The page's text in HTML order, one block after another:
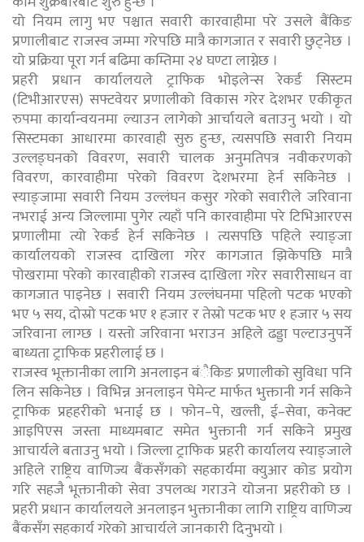
यो नियम लागु भए पश्चात सवारी कारवाहीमा परे उसले बैंकिङ
प्रणालीबाट राजस्व जम्मा गरेपछि मात्रै कागजात र सवारी छुट्नेछ ।
यो प्रक्रिया पूरा गर्न बढिमा कम्तिमा २४ घण्टा लाग्नेछ ।
प्रहरी प्रधान कार्यालयले ट्राफिक भोइलेन्स रेकर्ड सिस्टम
(टिभीआरएस) सफ्टवेयर प्रणालीको विकास गरेर देशभर एकीकृत
रुपमा कार्यान्वयनमा ल्याउन लागेको आर्चायले बताउनु भयो । यो
सिस्टमका आधारमा कारवाही सुरु हुन्छ, त्यसपछि सवारी नियम
उल्लङ्घनको विवरण, सवारी चालक अनुमतिपत्र नवीकरणको
विवरण, कारवाहीमा परेको विवरण देशभरमा हेर्न सकिनेछ ।
स्याङ्जामा सवारी नियम उल्लंघन कसुर गरेको सवारीले जरिवाना
नभराई अन्य जिल्लामा पुगेर त्यहाँ पनि कारवाहीमा परे टिभिआरएस
प्रणालीमा त्यो रेकर्ड हेर्न सकिनेछ । त्यसपछि पहिले स्याङ्जा
कार्यालयको राजस्व दाखिला गरेर कागजात झिकेपछि मात्रै
पोखरामा परेको कारवाहीको राजस्व दाखिला गरेर सवारीसाधन वा
कागजात पाइनेछ । सवारी नियम उल्लंघनमा पहिलो पटक भएको
भए ५ सय, दोस्रो पटक भए १ हजार र तेस्रो पटक भए १ हजार ५ सय
जरिवाना लाग्छ । यस्तो जरिवाना भराउन अहिले ढड्डा पल्टाउनुपर्ने
बाध्यता ट्राफिक प्रहरीलाई छ ।
राजस्व भूक्तानीका लागि अनलाइन बंैकिङ प्रणालीको सुविधा पनि
लिन सकिनेछ । विभिन्न अनलाइन पेमेन्ट मार्फत भुक्तानी गर्न सकिने
ट्राफिक प्रहहरीको भनाई छ । फोन–पे, खल्ती, ई–सेवा, कनेक्ट
आइपिएस जस्ता माध्यमबाट समेत भुक्तानी गर्न सकिने प्रमुख
आचार्यले बताउनु भयो । जिल्ला ट्राफिक प्रहरी कार्यालय स्याङ्जाले
अहिले राष्ट्रिय वाणिज्य बैंकसँगको सहकार्यमा क्युआर कोड प्रयोग
गरि सहजै भूक्तानीको सेवा उपलव्ध गराउने योजना प्रहरीको छ ।
प्रहरी प्रधान कार्यालयले अनलाइन भुक्तानीका लागि राष्ट्रिय वाणिज्य
बैंकसँग सहकार्य गरेको आचार्यले जानकारी दिनुभयो ।